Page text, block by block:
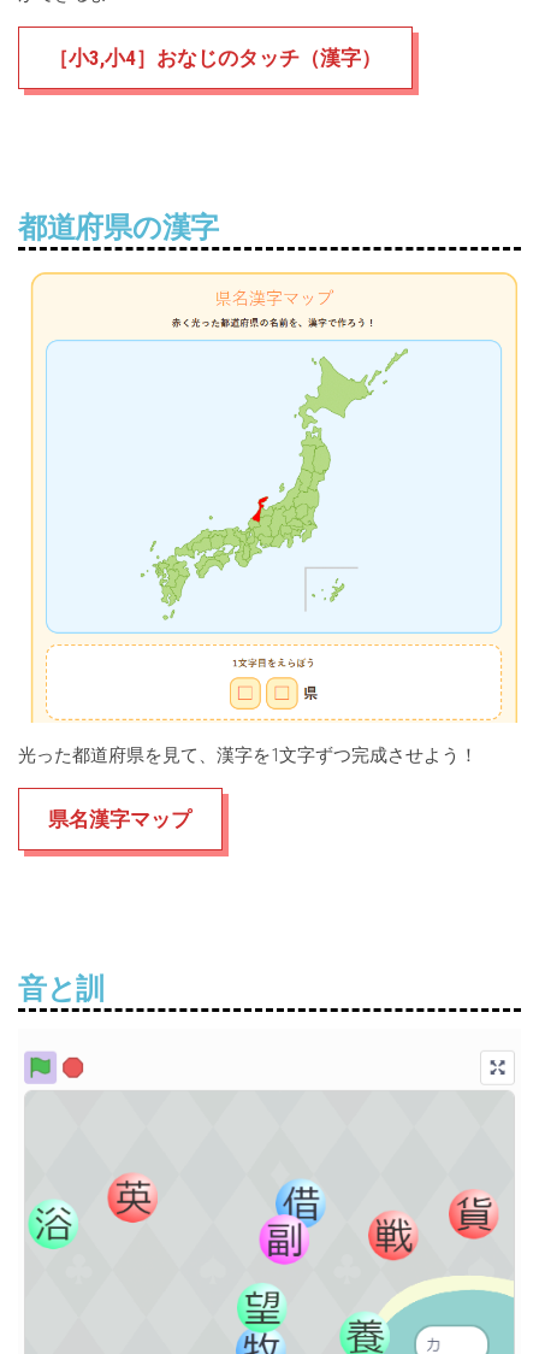
［小3,小4］おなじのタッチ（漢字）
都道府県の漢字
光った都道府県を見て、漢字を1文字ずつ完成させよう！
県名漢字マップ
音と訓